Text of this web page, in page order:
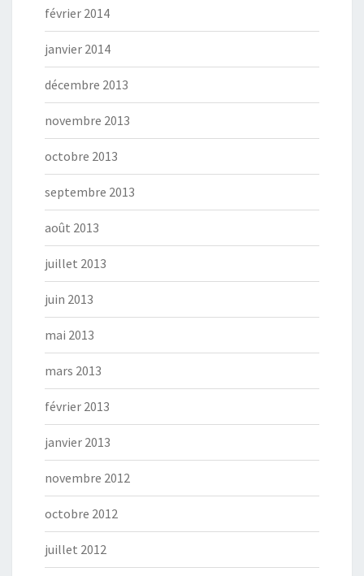
février 2014
janvier 2014
décembre 2013
novembre 2013
octobre 2013
septembre 2013
août 2013
juillet 2013
juin 2013
mai 2013
mars 2013
février 2013
janvier 2013
novembre 2012
octobre 2012
juillet 2012